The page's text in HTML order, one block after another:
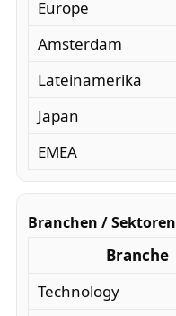
Europe
Amsterdam
Lateinamerika
Japan
EMEA
Branchen / Sektoren
Branche
Technology